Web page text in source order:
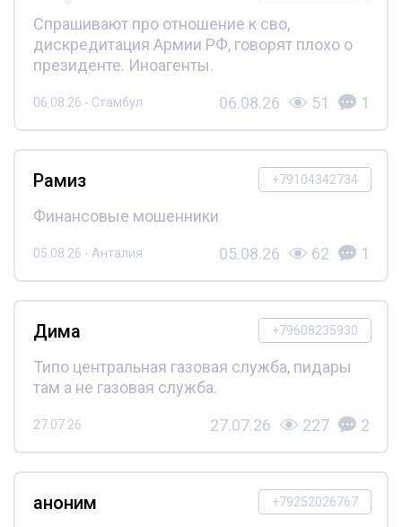
Спрашивают про отношение к сво,
дискредитация Армии РФ, говорят плохо о
президенте. Иноагенты.
06.08.26 - Стамбул 06.08.26 51 1
+79104342734
Рамиз
Финансовые мошенники
05.08.26 - Анталия 05.08.26 62 1
+79608235930
Дима
Типо центральная газовая служба, пидары
там а не газовая служба.
27.07.26 27.07.26 227 2
+79252026767
аноним